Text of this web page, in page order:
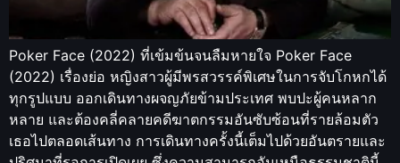
Poker Face (2022) ที่เข้มข้นจนลืมหายใจ Poker Face
(2022) เรื่องย่อ หญิงสาวผู้มีพรสวรรค์พิเศษในการจับโกหกได้
ทุกรูปแบบ ออกเดินทางผจญภัยข้ามประเทศ พบปะผู้คนหลาก
หลาย และต้องคลี่คลายคดีฆาตกรรมอันซับซ้อนที่รายล้อมตัว
เธอไปตลอดเส้นทาง การเดินทางครั้งนี้เต็มไปด้วยอันตรายและ